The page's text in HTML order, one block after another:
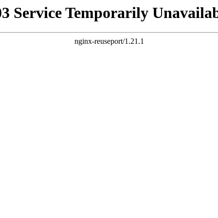
Service Temporarily
nginx-reuseport/1.21.1